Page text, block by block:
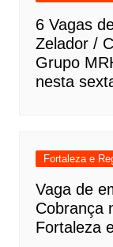
6 Vagas
Zelador /
Grupo
nesta
Fortaleza e
Vaga de
Cobrança
Fortaleza